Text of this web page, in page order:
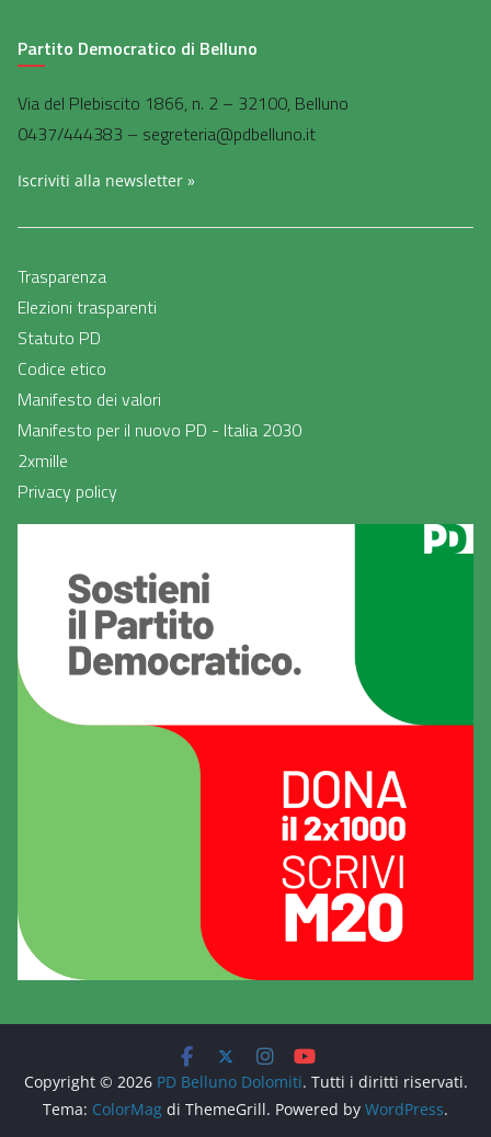
Partito Democratico di Belluno
Via del Plebiscito 1866, n. 2 – 32100, Belluno
0437/444383 – segreteria@pdbelluno.it
Iscriviti alla newsletter »
Trasparenza
Elezioni trasparenti
Statuto PD
Codice etico
Manifesto dei valori
Manifesto per il nuovo PD - Italia 2030
2xmille
Privacy policy
Copyright © 2026 PD Belluno Dolomiti. Tutti i diritti riservati.
Tema: ColorMag di ThemeGrill. Powered by WordPress.